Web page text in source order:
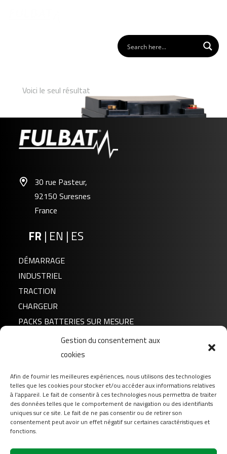
Gestion du consentement aux
cookies
Afin de fournir les meilleures expériences, nous utilisons des technologies
telles que les cookies pour stocker et/ou accéder aux informations relatives
à l'appareil. Le fait de consentir à ces technologies nous permettra de traiter
des données telles que le comportement de navigation ou des identifiants
uniques sur ce site. Le fait de ne pas consentir ou de retirer son
consentement peut avoir un effet négatif sur certaines caractéristiques et
fonctions.
Voici le seul résultat
30 rue Pasteur,
92150 Suresnes
France
FR | EN | ES
DÉMARRAGE
INDUSTRIEL
TRACTION
CHARGEUR
PACKS BATTERIES SUR MESURE
FAQ
Téléchargement
Login
Contact